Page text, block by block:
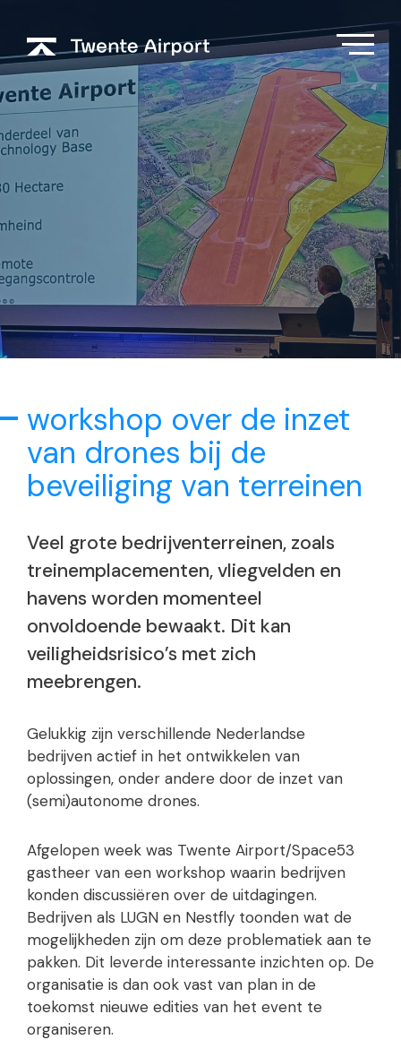
workshop over de inzet
van drones bij de
beveiliging van terreinen
Veel grote bedrijventerreinen, zoals
treinemplacementen, vliegvelden en
havens worden momenteel
onvoldoende bewaakt. Dit kan
veiligheidsrisico’s met zich
meebrengen.
Gelukkig zijn verschillende Nederlandse
bedrijven actief in het ontwikkelen van
oplossingen, onder andere door de inzet van
(semi)autonome drones.
Afgelopen week was Twente Airport/Space53
gastheer van een workshop waarin bedrijven
konden discussiëren over de uitdagingen.
Bedrijven als LUGN en Nestfly toonden wat de
mogelijkheden zijn om deze problematiek aan te
pakken. Dit leverde interessante inzichten op. De
organisatie is dan ook vast van plan in de
toekomst nieuwe edities van het event te
organiseren.